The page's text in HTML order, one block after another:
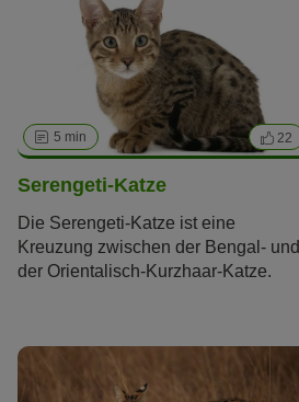
diesem Beitrag erfahren Sie alles
Wissenswerte zu dieser Hybrid-
5 min 22
Serengeti-Katze
Die Serengeti-Katze ist eine
Kreuzung zwischen der Bengal- und
der Orientalisch-Kurzhaar-Katze.
und langen Beine. Ihr getupftes Fell
erinnert an die Zeichnung einer
exotischen Raubkatze. Serengeti-